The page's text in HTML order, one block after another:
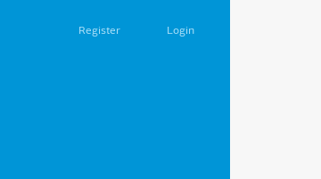
Register Login